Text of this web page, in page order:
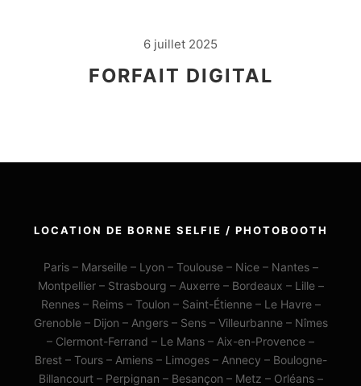
6 juillet 2025
FORFAIT DIGITAL
LOCATION DE BORNE SELFIE / PHOTOBOOTH
Paris – Marseille – Lyon – Toulouse – Nice – Nantes –
Montpellier – Strasbourg – Auxerre – Bordeaux – Lille –
Rennes – Reims – Toulon – Saint-Étienne – Le Havre –
Grenoble – Dijon – Angers – Sens – Villeurbanne – Nîmes
– Clermont-Ferrand – Le Mans – Aix-en-Provence –
Brest – Tours – Amiens – Limoges – Annecy – Boulogne-
Billancourt – Perpignan – Besançon – Metz – Orléans –